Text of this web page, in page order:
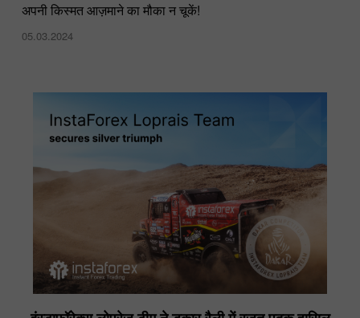
अपनी किस्मत आज़माने का मौका न चूकें!
05.03.2024